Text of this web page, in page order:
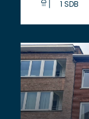
1 SDB